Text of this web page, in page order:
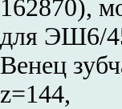
162870),
для ЭШ6/
Венец
z=144,